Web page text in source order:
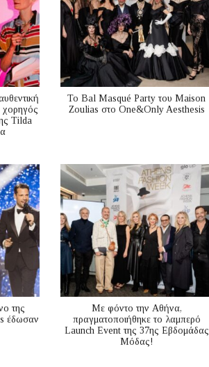
χορηγός
Tilda
Το Bal Masqué Party του Maison
Zoulias στο One&Only Aesthesis
της
έδωσαν
Με φόντο την Αθήνα,
πραγματοποιήθηκε το λαμπερό
Launch Event της 37ης Εβδομάδας
Μόδας!